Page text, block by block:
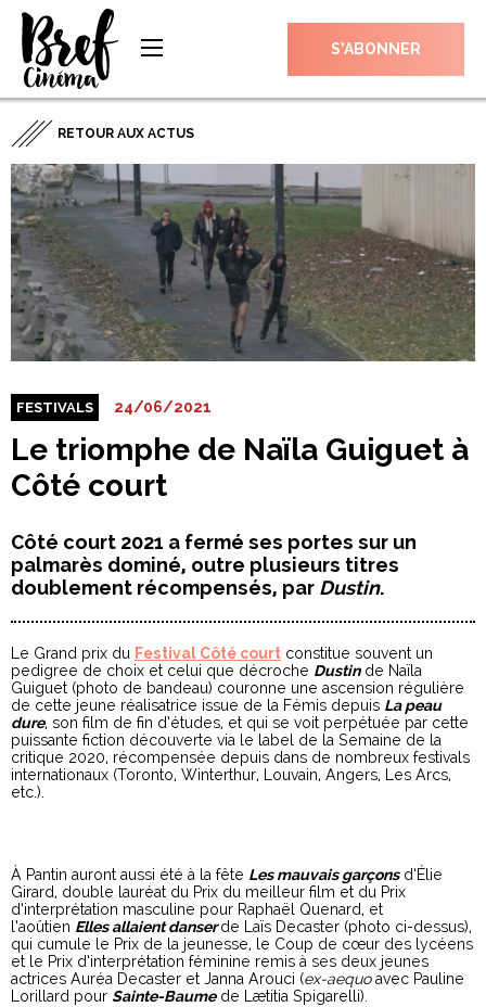
S’ABONNER
RETOUR AUX ACTUS
FESTIVALS 24/06/2021
Le triomphe de Naïla Guiguet à
Côté court
Côté court 2021 a fermé ses portes sur un
palmarès dominé, outre plusieurs titres
doublement récompensés, par Dustin.
Le Grand prix du Festival Côté court constitue souvent un
pedigree de choix et celui que décroche Dustinde Naïla
Guiguet (photo de bandeau) couronne une ascension régulière
de cette jeune réalisatrice issue de la Fémis depuis La peau
dure, son film de fin d’études, et qui se voit perpétuée par cette
puissante fiction découverte via le label de la Semaine de la
critique 2020, récompensée depuis dans de nombreux festivals
internationaux (Toronto, Winterthur, Louvain, Angers, Les Arcs,
etc.).
À Pantin auront aussi été à la fête Les mauvais garçonsd’Élie
Girard, double lauréat du Prix du meilleur film et du Prix
d’interprétation masculine pour Raphaël Quenard, et
l’aoûtien Elles allaient danser de Laïs Decaster (photo ci-dessus),
qui cumule le Prix de la jeunesse, le Coup de cœur des lycéens
et le Prix d’interprétation féminine remis à ses deux jeunes
actrices Auréa Decaster et Janna Arouci (ex-aequoavec Pauline
Lorillard pour Sainte-Baumede Lætitia Spigarelli).